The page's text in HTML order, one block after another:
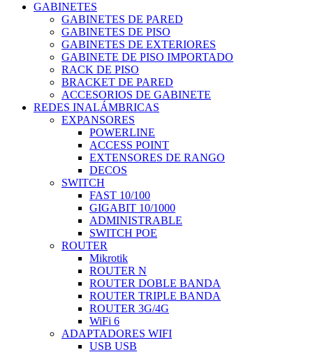
GABINETES
GABINETES DE PARED
GABINETES DE PISO
GABINETES DE EXTERIORES
GABINETE DE PISO IMPORTADO
RACK DE PISO
BRACKET DE PARED
ACCESORIOS DE GABINETE
REDES INALÁMBRICAS
EXPANSORES
POWERLINE
ACCESS POINT
EXTENSORES DE RANGO
DECOS
SWITCH
FAST 10/100
GIGABIT 10/1000
ADMINISTRABLE
SWITCH POE
ROUTER
Mikrotik
ROUTER N
ROUTER DOBLE BANDA
ROUTER TRIPLE BANDA
ROUTER 3G/4G
WiFi 6
ADAPTADORES WIFI
USB USB